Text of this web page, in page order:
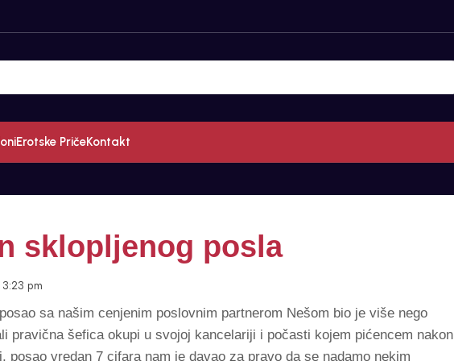
Erotske PričeKontakt
sklopljenog posla
3:23 pm
sa našim cenjenim poslovnim partnerom Nešom bio je više nego
pravična šefica okupi u svojoj kancelariji i počasti kojem pićencem nakon
posao vredan 7 cifara nam je davao za pravo da se nadamo nekim